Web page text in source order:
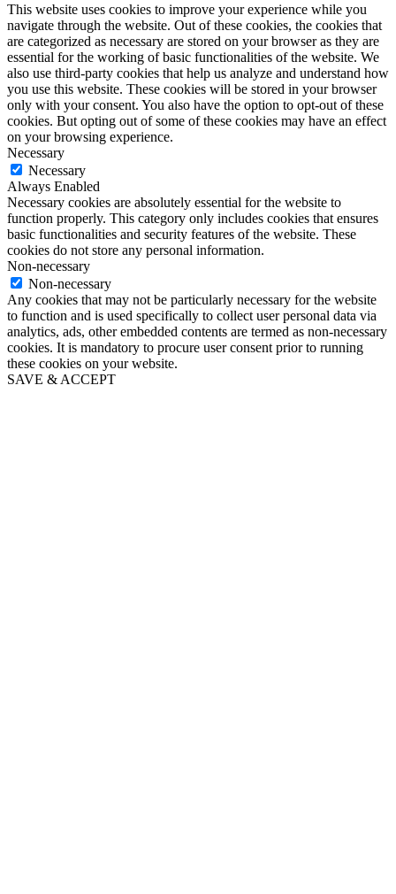
This website uses cookies to improve your experience while you
navigate through the website. Out of these cookies, the cookies that
are categorized as necessary are stored on your browser as they are
essential for the working of basic functionalities of the website. We
also use third-party cookies that help us analyze and understand how
you use this website. These cookies will be stored in your browser
only with your consent. You also have the option to opt-out of these
cookies. But opting out of some of these cookies may have an effect
on your browsing experience.
Necessary
Necessary
Always Enabled
Necessary cookies are absolutely essential for the website to
function properly. This category only includes cookies that ensures
basic functionalities and security features of the website. These
cookies do not store any personal information.
Non-necessary
Non-necessary
Any cookies that may not be particularly necessary for the website
to function and is used specifically to collect user personal data via
analytics, ads, other embedded contents are termed as non-necessary
cookies. It is mandatory to procure user consent prior to running
these cookies on your website.
SAVE & ACCEPT